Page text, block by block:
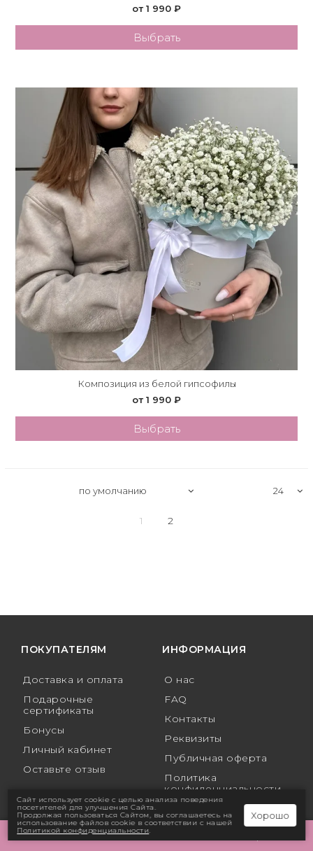
Сайт использует cookie с целью анализа поведения
посетителей для улучшения Сайта.
Продолжая пользоваться Сайтом, вы соглашаетесь на
использование файлов cookie в соответствии с нашей
Политикой конфиденциальности.
Хорошо
от 1 990 ₽
Выбрать
Композиция из белой гипсофилы
от 1 990 ₽
Выбрать
1 2
ПОКУПАТЕЛЯМ
Доставка и оплата
Подарочные
сертификаты
Бонусы
Личный кабинет
Оставьте отзыв
ИНФОРМАЦИЯ
О нас
FAQ
Контакты
Реквизиты
Публичная оферта
Политика
конфиденциальности
Пользовательское
соглашение
0 0.00 ₽